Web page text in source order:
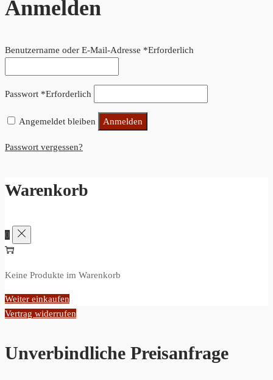
Anmelden
Benutzername oder E-Mail-Adresse *Erforderlich
Passwort *Erforderlich
Angemeldet bleiben Anmelden
Passwort vergessen?
Warenkorb
0
Keine Produkte im Warenkorb
Weiter einkaufen
Vertrag widerrufen
Unverbindliche Preisanfrage